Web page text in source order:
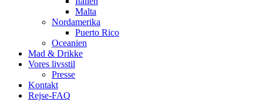
Malta
Nordamerika
Puerto Rico
Oceanien
Mad & Drikke
Vores livsstil
Presse
Kontakt
Rejse-FAQ